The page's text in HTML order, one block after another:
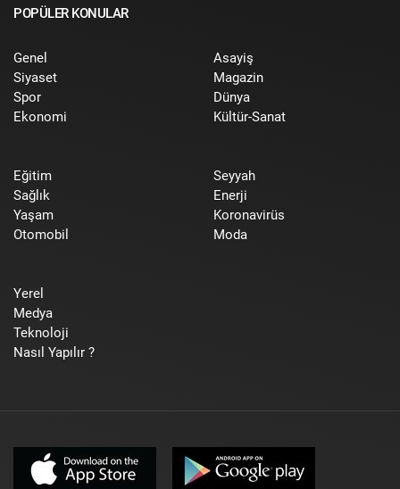
POPÜLER KONULAR
Genel
Siyaset
Spor
Ekonomi
Asayiş
Magazin
Dünya
Kültür-Sanat
Eğitim
Sağlık
Yaşam
Otomobil
Seyyah
Enerji
Koronavirüs
Moda
Yerel
Medya
Teknoloji
Nasıl Yapılır ?